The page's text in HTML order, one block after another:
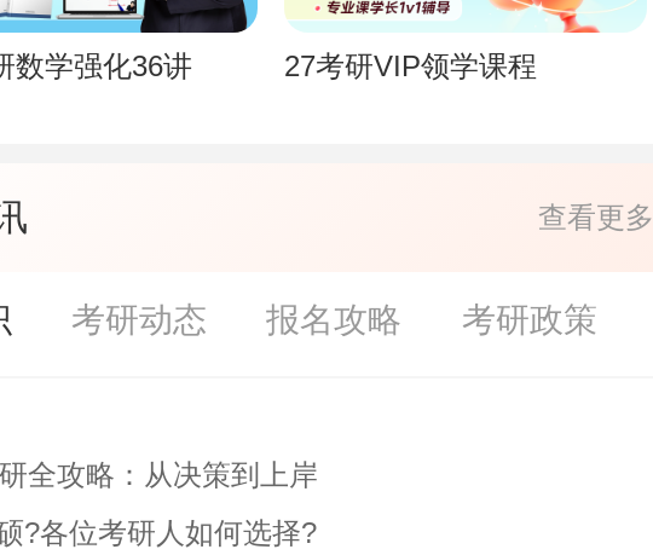
数学强化36讲 27考研VIP领学课程
查看更多
考研动态 报名攻略 考研政策
全攻略：从决策到上岸
?各位考研人如何选择?